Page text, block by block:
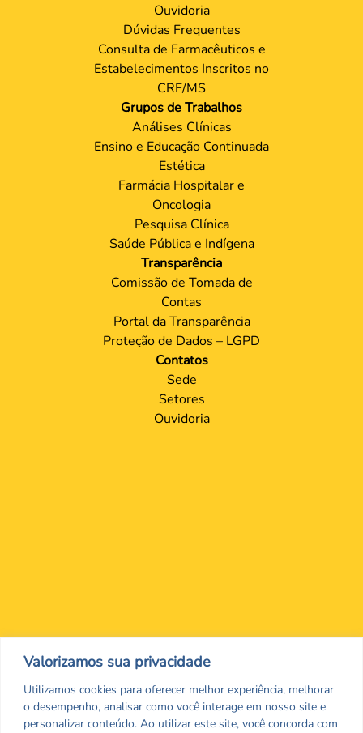
Valorizamos sua privacidade
Utilizamos cookies para oferecer melhor experiência, melhorar
o desempenho, analisar como você interage em nosso site e
personalizar conteúdo. Ao utilizar este site, você concorda com
Ouvidoria
Dúvidas Frequentes
Consulta de Farmacêuticos e
Estabelecimentos Inscritos no
CRF/MS
Grupos de Trabalhos
Análises Clínicas
Ensino e Educação Continuada
Estética
Farmácia Hospitalar e
Oncologia
Pesquisa Clínica
Saúde Pública e Indígena
Transparência
Comissão de Tomada de
Contas
Portal da Transparência
Proteção de Dados – LGPD
Contatos
Sede
Setores
Ouvidoria